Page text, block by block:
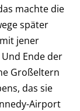
machte die
später
jener
Ende der
Großeltern
das sie
Airport